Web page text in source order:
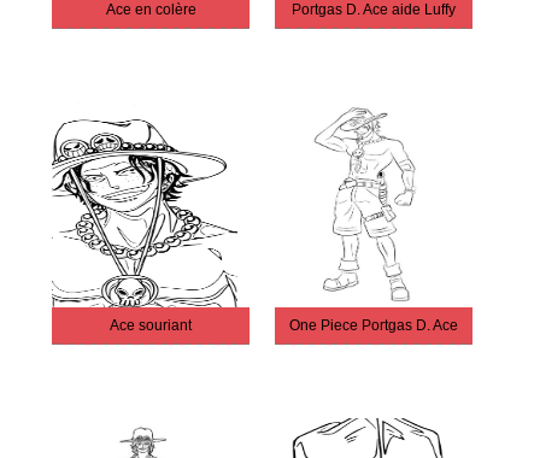
Ace en colère Portgas D. Ace aide Luffy
Ace souriant One Piece Portgas D. Ace